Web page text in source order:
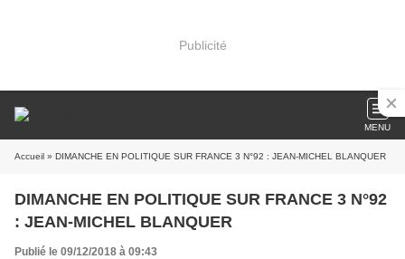
Publicité
MENU
Accueil » DIMANCHE EN POLITIQUE SUR FRANCE 3 N°92 : JEAN-MICHEL BLANQUER
DIMANCHE EN POLITIQUE SUR FRANCE 3 N°92
: JEAN-MICHEL BLANQUER
Publié le 09/12/2018 à 09:43